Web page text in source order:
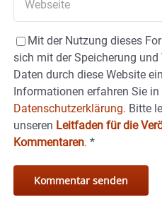
Mit der Nutzung dieses
sich mit der Speicherung und
Daten durch diese Website
Informationen erfahren Sie in
Datenschutzerklärung. Bitte
unseren Leitfaden für die
Kommentaren. *